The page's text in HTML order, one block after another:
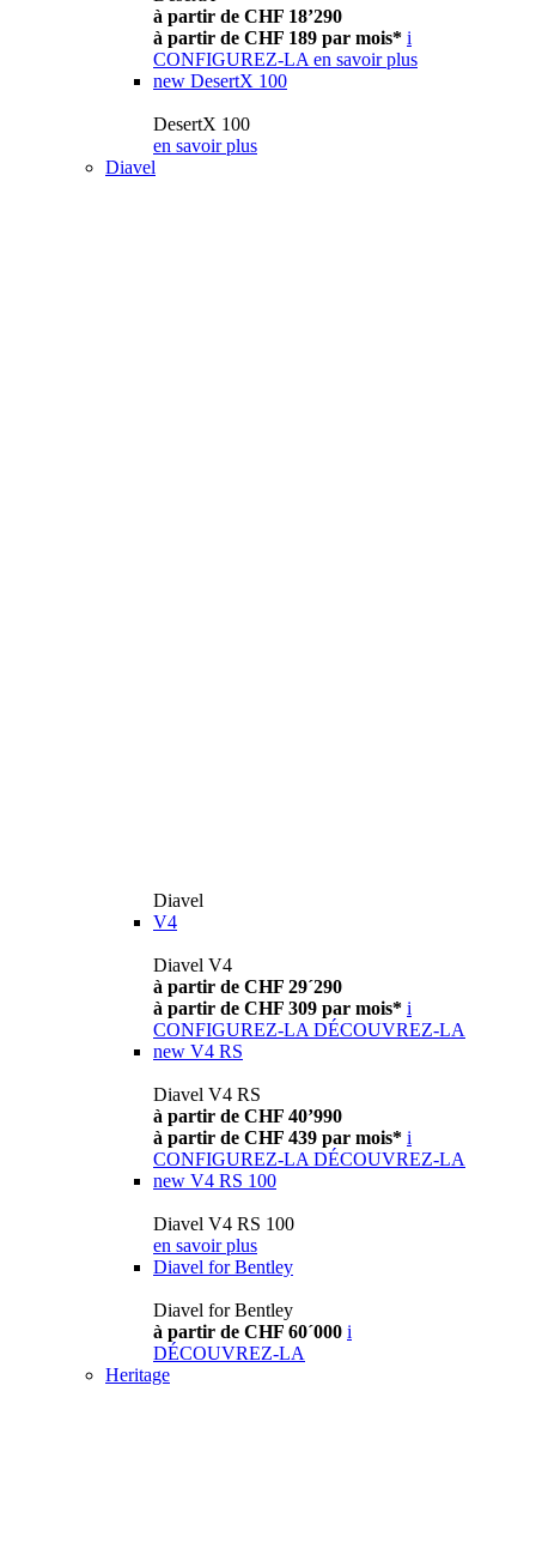
à partir de CHF 18’290
à partir de CHF 189 par mois* i
CONFIGUREZ-LA en savoir plus
new DesertX 100
DesertX 100
en savoir plus
Diavel
Diavel
V4
Diavel V4
à partir de CHF 29´290
à partir de CHF 309 par mois* i
CONFIGUREZ-LA DÉCOUVREZ-LA
new V4 RS
Diavel V4 RS
à partir de CHF 40’990
à partir de CHF 439 par mois* i
CONFIGUREZ-LA DÉCOUVREZ-LA
new V4 RS 100
Diavel V4 RS 100
en savoir plus
Diavel for Bentley
Diavel for Bentley
à partir de CHF 60´000 i
DÉCOUVREZ-LA
Heritage